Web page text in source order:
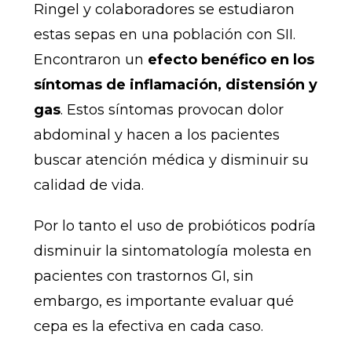
Ringel y colaboradores se estudiaron
estas sepas en una población con SII.
Encontraron un efecto benéfico en los
síntomas de inflamación, distensión y
gas. Estos síntomas provocan dolor
abdominal y hacen a los pacientes
buscar atención médica y disminuir su
calidad de vida.
Por lo tanto el uso de probióticos podría
disminuir la sintomatología molesta en
pacientes con trastornos GI, sin
embargo, es importante evaluar qué
cepa es la efectiva en cada caso.